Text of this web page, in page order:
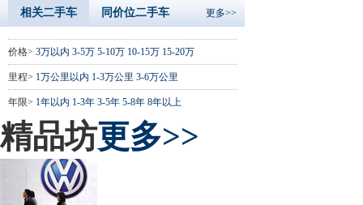
相关二手车 同价位二手车 更多>>
价格> 3万以内 3-5万 5-10万 10-15万 15-20万
里程> 1万公里以内 1-3万公里 3-6万公里
年限> 1年以内 1-3年 3-5年 5-8年 8年以上
精品坊更多>>